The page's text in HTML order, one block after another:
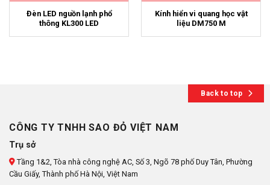
Đèn LED nguồn lạnh phổ
thông KL300 LED
Kính hiển vi quang học vật
liệu DM750 M
Back to top
CÔNG TY TNHH SAO ĐỎ VIỆT NAM
Trụ sở
Tầng 1&2, Tòa nhà công nghệ AC, Số 3, Ngõ 78 phố Duy Tân, Phường
Cầu Giấy, Thành phố Hà Nội, Việt Nam